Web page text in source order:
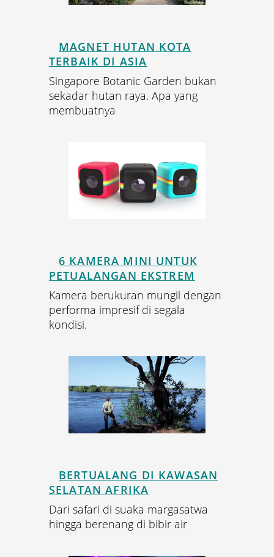
MAGNET HUTAN KOTA
TERBAIK DI ASIA
Singapore Botanic Garden bukan
sekadar hutan raya. Apa yang
membuatnya
6 KAMERA MINI UNTUK
PETUALANGAN EKSTREM
Kamera berukuran mungil dengan
performa impresif di segala
kondisi.
BERTUALANG DI KAWASAN
SELATAN AFRIKA
Dari safari di suaka margasatwa
hingga berenang di bibir air